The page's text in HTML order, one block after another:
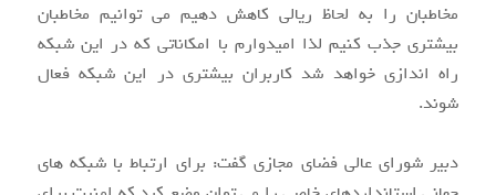
مخاطبان را به لحاظ ریالی کاهش دهیم می توانیم مخاطبان
بیشتری جذب کنیم لذا امیدوارم با امکاناتی که در این شبکه
راه اندازی خواهد شد کاربران بیشتری در این شبکه فعال
شوند.
دبیر شورای عالی فضای مجازی گفت: برای ارتباط با شبکه های